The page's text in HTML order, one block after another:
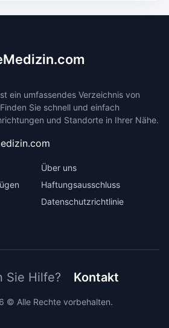
ein umfassendes Verzeichnis von
Sie schnell und einfach
und Standorte in Ihrer Nähe.
Über uns
Haftungsausschluss
Datenschutzrichtlinie
Sie Hilfe? Kontakt
© Alle Rechte vorbehalten.